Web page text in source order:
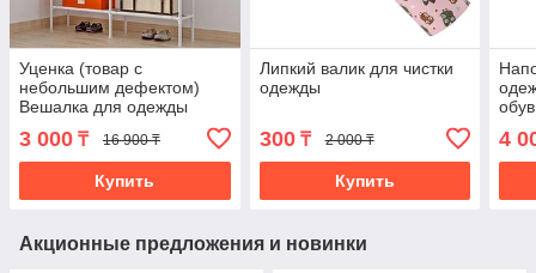
Уценка (товар с
небольшим дефектом)
Вешалка для одежды
напольная (4522/4)
3 000 ₸ 16 900 ₸
Купить
Липкий валик для чистки
одежды
300₸ 2 000 ₸
Купить
4
Акционные предложения и новинки